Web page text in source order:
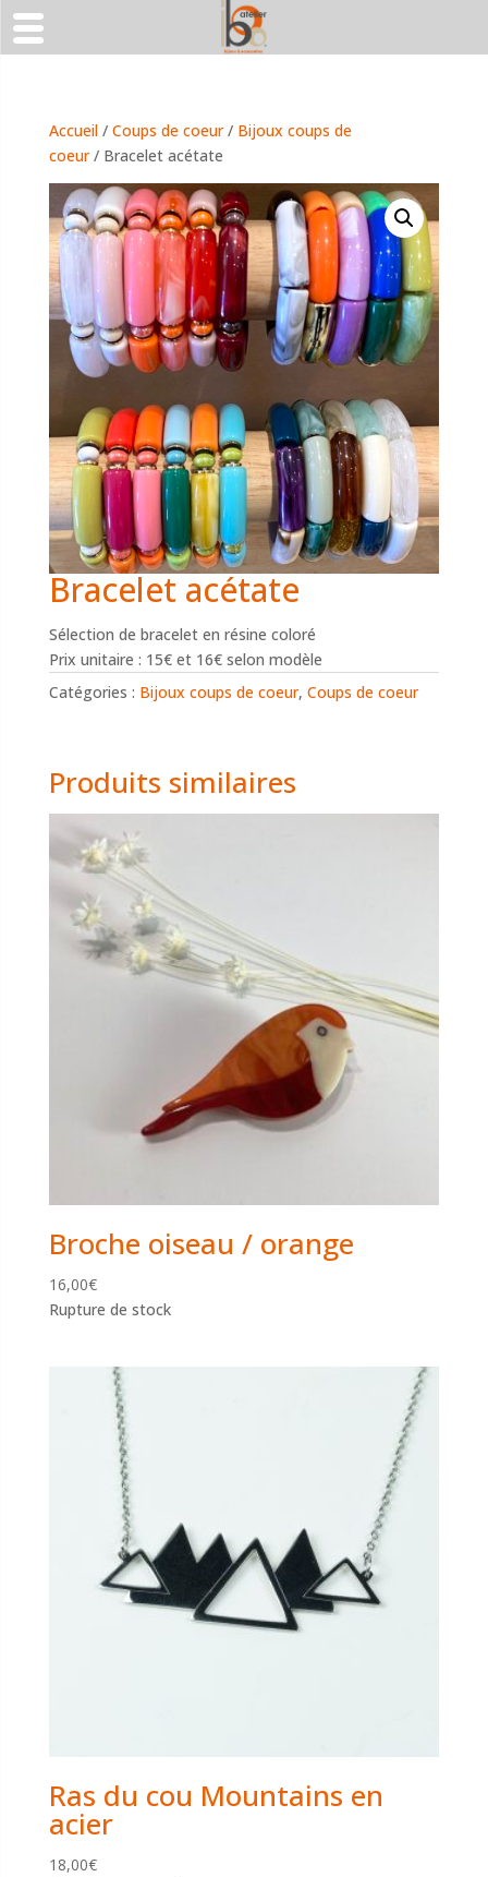
Accueil/ Coups de coeur/ Bijoux coups de
coeur/ Bracelet acétate
Bracelet acétate
Sélection de bracelet en résine coloré
Prix unitaire : 15€ et 16€ selon modèle
Catégories : Bijoux coups de coeur, Coups de coeur
Produits similaires
Broche oiseau / orange
16,00€
Rupture de stock
Ras du cou Mountains en
acier
18,00€